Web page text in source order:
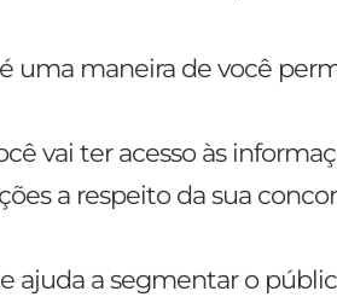
uma maneira de você
vai ter acesso às
a respeito da sua
ajuda a segmentar o